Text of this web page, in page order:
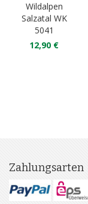
Wildalpen
Salzatal WK
5041
12,90 €
Zahlungsarten